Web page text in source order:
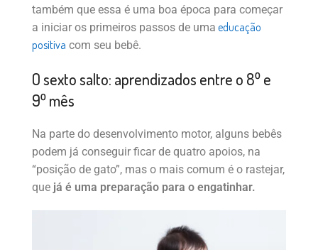
também que essa é uma boa época para começar
a iniciar os primeiros passos de uma educação
positiva com seu bebê.
O sexto salto: aprendizados entre o 8⁰ e
9⁰ mês
Na parte do desenvolvimento motor, alguns bebês
podem já conseguir ficar de quatro apoios, na
“posição de gato”, mas o mais comum é o rastejar,
que já é uma preparação para o engatinhar.